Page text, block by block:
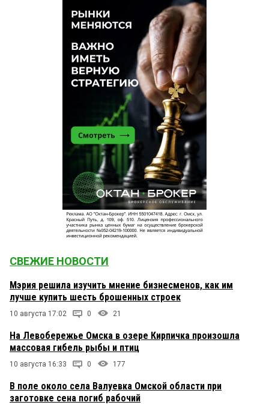
СВЕЖИЕ НОВОСТИ
Мэрия решила изучить мнение бизнесменов, как им
лучше купить шесть брошенных строек
10 августа 17:02 0 21
На Левобережье Омска в озере Кирпичка произошла
массовая гибель рыбы и птиц
10 августа 16:33 0 177
В поле около села Валуевка Омской области при
заготовке сена погиб рабочий